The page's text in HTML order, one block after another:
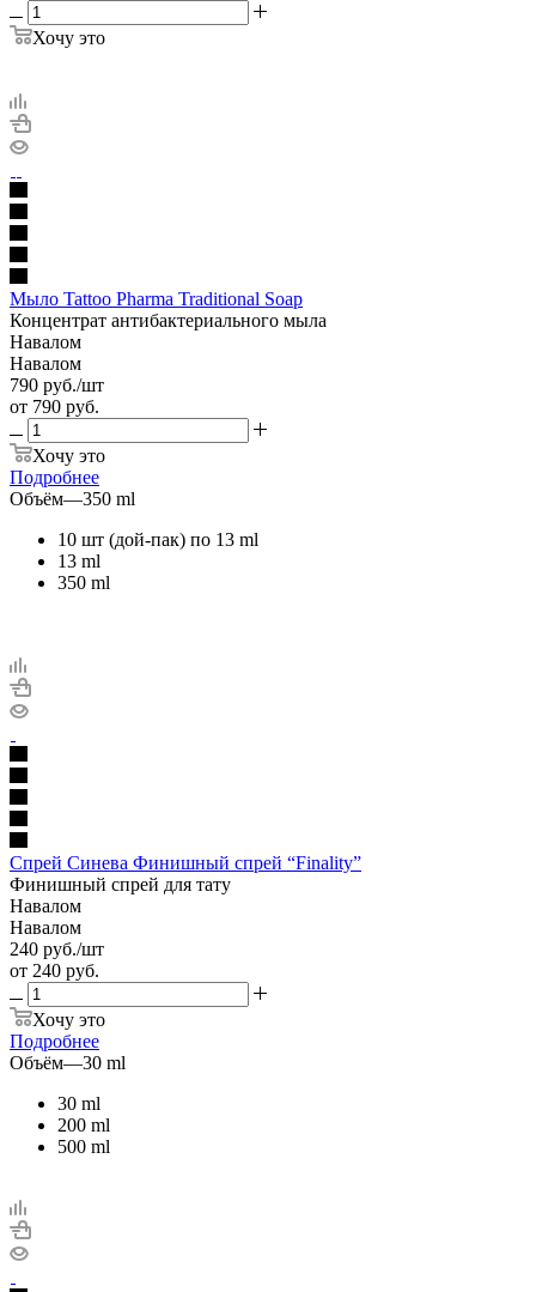
Хочу это
Мыло Tattoo Pharma Traditional Soap
Концентрат антибактериального мыла
Навалом
Навалом
790 руб./шт
от 790 руб.
Хочу это
Подробнее
Объём—350 ml
10 шт (дой-пак) по 13 ml
13 ml
350 ml
Спрей Синева Финишный спрей “Finality”
Финишный спрей для тату
Навалом
Навалом
240 руб./шт
от 240 руб.
Хочу это
Подробнее
Объём—30 ml
30 ml
200 ml
500 ml